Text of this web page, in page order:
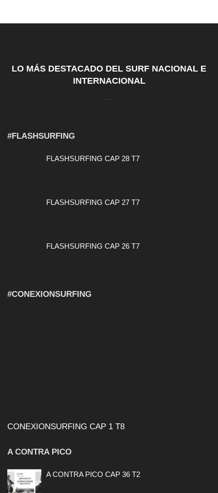
LO MÁS DESTACADO DEL SURF NACIONAL E
INTERNACIONAL
#FLASHSURFING
FLASHSURFING CAP 28 T7
FLASHSURFING CAP 27 T7
FLASHSURFING CAP 26 T7
#CONEXIONSURFING
CONEXIONSURFING CAP 1 T8
A CONTRA PICO
A CONTRA PICO CAP 36 T2